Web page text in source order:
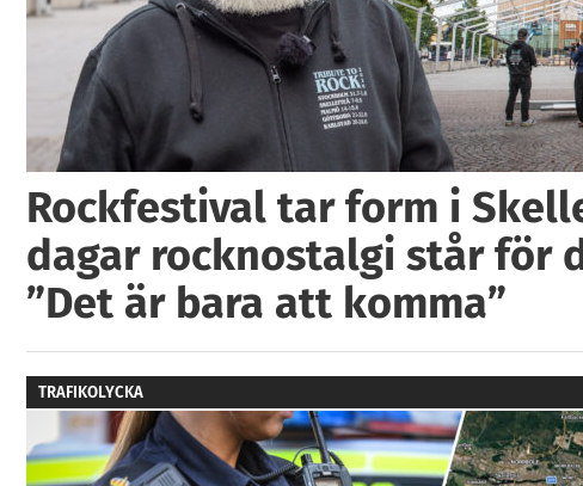
Rockfestival tar form i
dagar rocknostalgi står för
”Det är bara att komma”
TRAFIKOLYCKA